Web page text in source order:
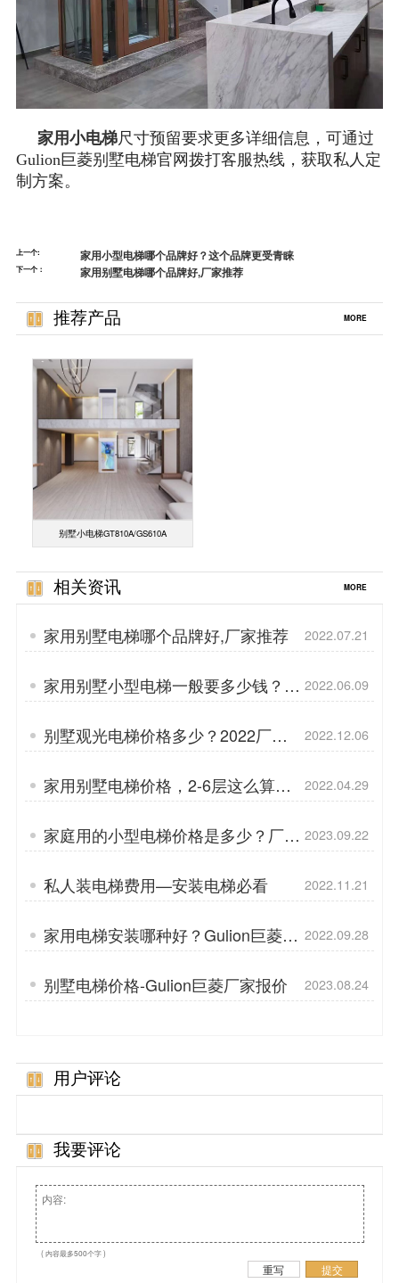
家用小电梯尺寸预留要求更多详细信息，可通过
Gulion巨菱别墅电梯官网拨打客服热线，获取私人定
制方案。
上一个: 家用小型电梯哪个品牌好？这个品牌更受青睐
下一个： 家用别墅电梯哪个品牌好,厂家推荐
推荐产品 MORE
别墅小电梯GT810A/GS610A
相关资讯 MORE
家用别墅电梯哪个品牌好,厂家推荐 2022.07.21
家用别墅小型电梯一般要多少钱？厂
家直接报价
2022.06.09
别墅观光电梯价格多少？2022厂家
报价
2022.12.06
家用别墅电梯价格，2-6层这么算！
看完就了解家用别墅电梯价格
2022.04.29
家庭用的小型电梯​价格是多少？厂家
全新报价
2023.09.22
私人装电梯费用—安装电梯必看 2022.11.21
家用电梯安装哪种好？Gulion巨菱安
装定制
2022.09.28
别墅电梯价格-Gulion巨菱厂家报价 2023.08.24
用户评论
我要评论
( 内容最多500个字 )
重写 提交